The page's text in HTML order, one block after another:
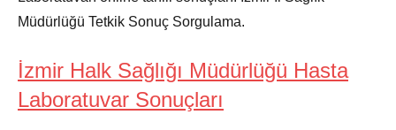
Müdürlüğü Tetkik Sonuç Sorgulama.
İzmir Halk Sağlığı Müdürlüğü Hasta
Laboratuvar Sonuçları